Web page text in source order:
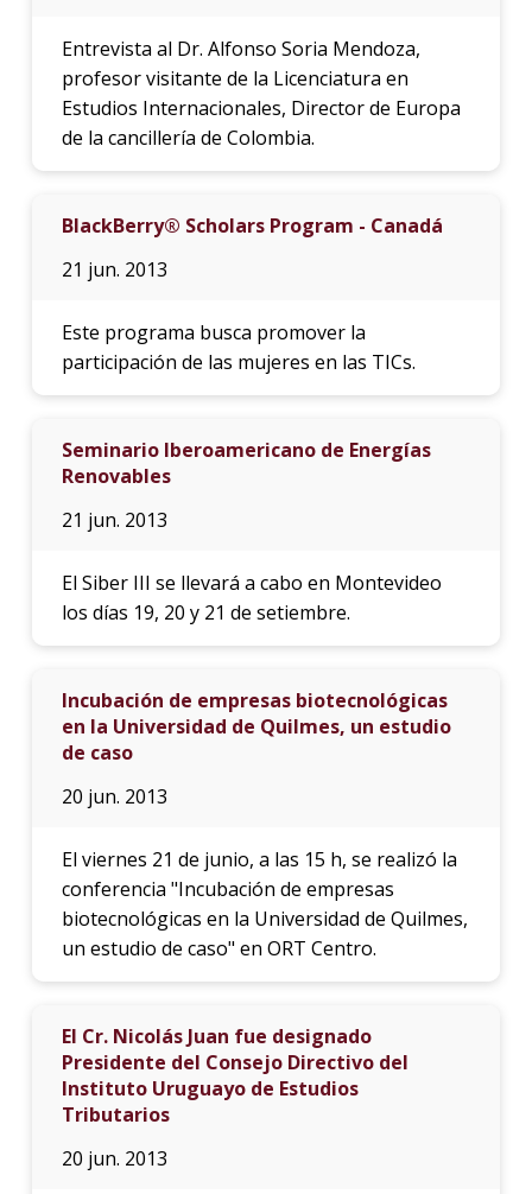
Entrevista al Dr. Alfonso Soria Mendoza,
profesor visitante de la Licenciatura en
Estudios Internacionales, Director de Europa
de la cancillería de Colombia.
BlackBerry® Scholars Program - Canadá
21 jun. 2013
Este programa busca promover la
participación de las mujeres en las TICs.
Seminario Iberoamericano de Energías
Renovables
21 jun. 2013
El Siber III se llevará a cabo en Montevideo
los días 19, 20 y 21 de setiembre.
Incubación de empresas biotecnológicas
en la Universidad de Quilmes, un estudio
de caso
20 jun. 2013
El viernes 21 de junio, a las 15 h, se realizó la
conferencia "Incubación de empresas
biotecnológicas en la Universidad de Quilmes,
un estudio de caso" en ORT Centro.
El Cr. Nicolás Juan fue designado
Presidente del Consejo Directivo del
Instituto Uruguayo de Estudios
Tributarios
20 jun. 2013